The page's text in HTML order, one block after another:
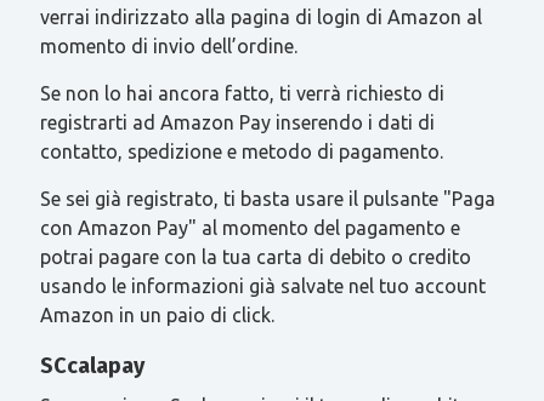
verrai indirizzato alla pagina di login di Amazon al
momento di invio dell’ordine.
Se non lo hai ancora fatto, ti verrà richiesto di
registrarti ad Amazon Pay inserendo i dati di
contatto, spedizione e metodo di pagamento.
Se sei già registrato, ti basta usare il pulsante "Paga
con Amazon Pay" al momento del pagamento e
potrai pagare con la tua carta di debito o credito
usando le informazioni già salvate nel tuo account
Amazon in un paio di click.
SCcalapay